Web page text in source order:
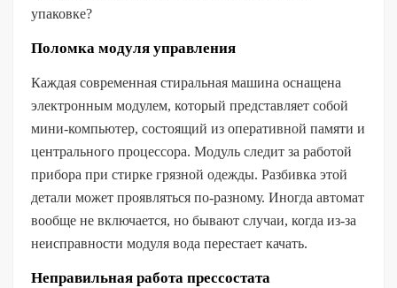
упаковке?
Поломка модуля управления
Каждая современная стиральная машина оснащена
электронным модулем, который представляет собой
мини-компьютер, состоящий из оперативной памяти и
центрального процессора. Модуль следит за работой
прибора при стирке грязной одежды. Разбивка этой
детали может проявляться по-разному. Иногда автомат
вообще не включается, но бывают случаи, когда из-за
неисправности модуля вода перестает качать.
Неправильная работа прессостата